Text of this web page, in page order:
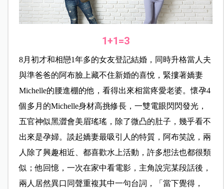
1+1=3
8月初才和相戀1年多的女友登記結婚，同時升格當人夫
與準爸爸的阿布臉上藏不住新婚的喜悅，緊摟著嬌妻
Michelle的腰進棚的他，看得出來相當疼愛老婆。懷孕4
個多月的Michelle身材高挑修長，一雙電眼閃閃發光，
五官神似黑澀會美眉瑤瑤，除了微凸的肚子，幾乎看不
出來是孕婦。談起嬌妻最吸引人的特質，阿布笑說，兩
人除了興趣相近、都喜歡水上活動，許多想法也都很類
似；他回憶，一次在家中看電影，主角說完某段話後，
兩人居然異口同聲重複其中一句台詞，「當下覺得，